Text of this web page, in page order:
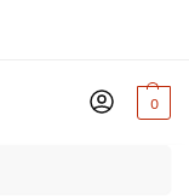
0